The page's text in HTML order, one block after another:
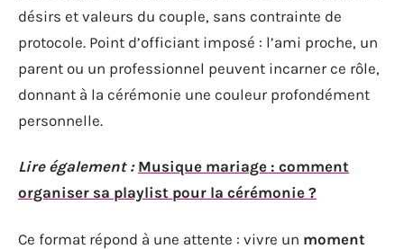
désirs et valeurs du couple, sans contrainte de
protocole. Point d’officiant imposé : l’ami proche, un
parent ou un professionnel peuvent incarner ce rôle,
donnant à la cérémonie une couleur profondément
personnelle.
Lire également : Musique mariage : comment
organiser sa playlist pour la cérémonie ?
Ce format répond à une attente : vivre un moment